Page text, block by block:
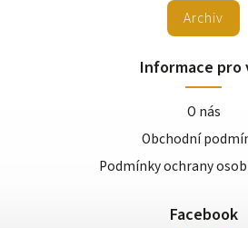
Archiv
Informace pro
O nás
Obchodní
Podmínky ochrany
Facebook